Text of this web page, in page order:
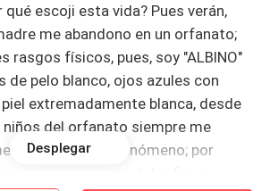
qué escoji esta vida? Pues verán,
me abandono en un orfanato;
rasgos físicos, pues, soy "ALBINO"
de pelo blanco, ojos azules con
extremadamente blanca, desde
del orfanato siempre me
miraban como fenómeno; por
Desplegar